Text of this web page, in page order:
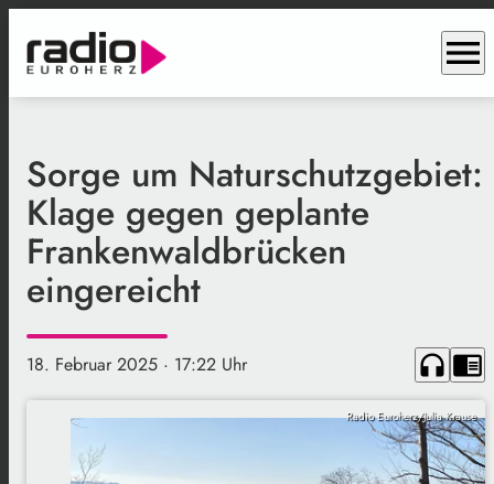
menu
Sorge um Naturschutzgebiet:
Klage gegen geplante
Frankenwaldbrücken
eingereicht
18. Februar 2025 · 17:22 Uhr headphones chrome_reader_mode
Radio Euroherz/Julia Krause